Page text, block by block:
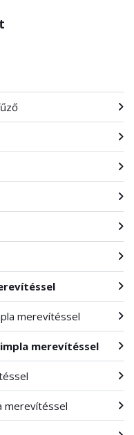
merevítéssel
merevítéssel
merevítéssel